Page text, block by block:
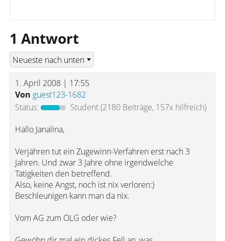
1 Antwort
1. April 2008 | 17:55
Von guest123-1682
Status:
Student(2180 Beiträge, 157x hilfreich)
Hallo Janalina,
Verjähren tut ein Zugewinn-Verfahren erst nach 3
Jahren. Und zwar 3 Jahre ohne irgendwelche
Tätigkeiten den betreffend.
Also, keine Angst, noch ist nix verloren:)
Beschleunigen kann man da nix.
Vom AG zum OLG oder wie?